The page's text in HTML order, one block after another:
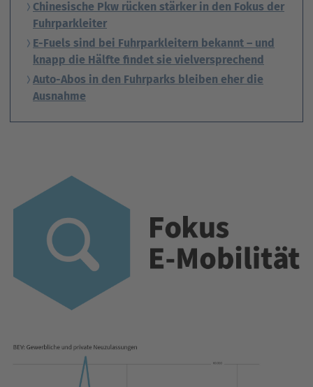
Chinesische Pkw rücken stärker in den Fokus der
Fuhrparkleiter
E-Fuels sind bei Fuhrparkleitern bekannt – und
knapp die Hälfte findet sie vielversprechend
Auto-Abos in den Fuhrparks bleiben eher die
Ausnahme